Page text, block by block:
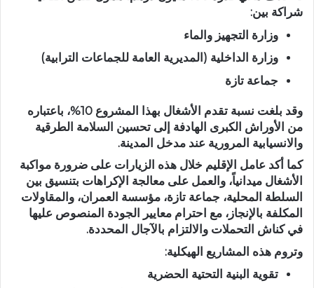
شراكة بين:
وزارة التجهيز والماء
وزارة الداخلية (المديرية العامة للجماعات الترابية)
جماعة تازة
وقد بلغت نسبة تقدم الأشغال بهذا المشروع 10%
، باعتباره
من الأوراش الكبرى الهادفة إلى تحسين السلامة الطرقية
والانسيابية المرورية عند مدخل المدينة.
كما أكد عامل الإقليم خلال هذه الزيارات على ضرورة مواكبة
الأشغال ميدانياً، والعمل على معالجة الإكراهات بتنسيق بين
السلطة المحلية، جماعة تازة، مؤسسة العمران، والمقاولات
المكلفة بالإنجاز، مع احترام معايير الجودة المنصوص عليها
في كناش التحملات والالتزام بالآجال المحددة.
وتروم هذه المشاريع الهيكلية:
تقوية البنية التحتية الحضرية